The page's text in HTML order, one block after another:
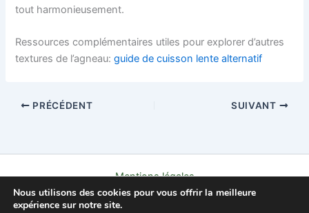
tout harmonieusement.
Ressources complémentaires utiles pour explorer d’autres
textures de l’agneau:guide de cuisson lente alternatif
PRÉCÉDENT SUIVANT
Mentions légales
Politique de confidentialité
Nous utilisons des cookies pour vous offrir la meilleure
expérience sur notre site.